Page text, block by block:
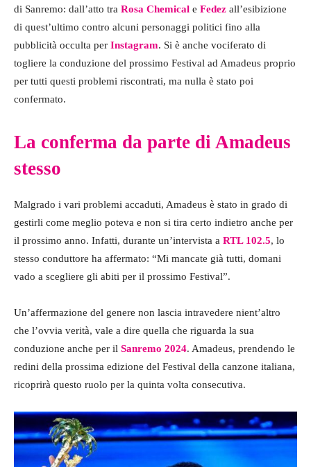
di Sanremo: dall’atto tra Rosa Chemical e Fedez all’esibizione
di quest’ultimo contro alcuni personaggi politici fino alla
pubblicità occulta per Instagram. Si è anche vociferato di
togliere la conduzione del prossimo Festival ad Amadeus proprio
per tutti questi problemi riscontrati, ma nulla è stato poi
confermato.
La conferma da parte di Amadeus
stesso
Malgrado i vari problemi accaduti, Amadeus è stato in grado di
gestirli come meglio poteva e non si tira certo indietro anche per
il prossimo anno. Infatti, durante un’intervista a RTL 102.5, lo
stesso conduttore ha affermato: “Mi mancate già tutti, domani
vado a scegliere gli abiti per il prossimo Festival”.
Un’affermazione del genere non lascia intravedere nient’altro
che l’ovvia verità, vale a dire quella che riguarda la sua
conduzione anche per il Sanremo 2024. Amadeus, prendendo le
redini della prossima edizione del Festival della canzone italiana,
ricoprirà questo ruolo per la quinta volta consecutiva.